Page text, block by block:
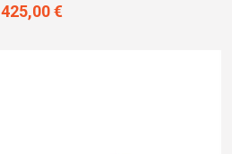
425,00 €